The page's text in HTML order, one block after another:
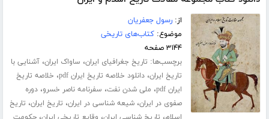
از:رسول جعفریان
موضوع:کتاب‌های تاریخی
۳۱۴۴ صفحه
برچسب‌ها: تاریخ جغرافیای ایران، ساواک ایران،آشنایی با
تاریخ ایران،دانلود خلاصه تاریخ ایران pdf ، خلاصه تاریخ
ایران pdf
، ملی شدن نفت، سفرنامه ناصر خسرو،دوره
صفوی در ایران،شیعه شناسی در ایران، تاریخ ایران، تاریخ